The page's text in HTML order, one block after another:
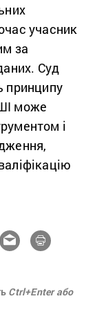
учасник
за
Суд
принципу
може
і
Ctrl+Enter або